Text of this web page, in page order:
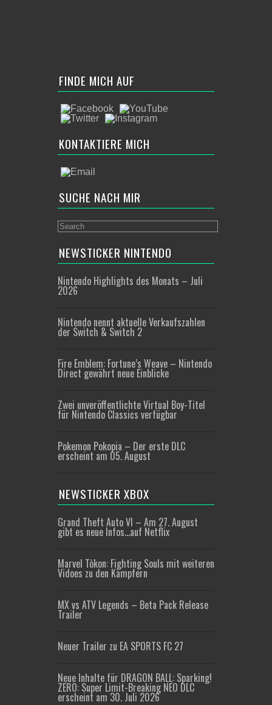
FINDE MICH AUF
KONTAKTIERE MICH
SUCHE NACH MIR
NEWSTICKER NINTENDO
Nintendo Highlights des Monats – Juli
2026
Nintendo nennt aktuelle Verkaufszahlen
der Switch & Switch 2
Fire Emblem: Fortune’s Weave – Nintendo
Direct gewährt neue Einblicke
Zwei unveröffentlichte Virtual Boy-Titel
für Nintendo Classics verfügbar
Pokemon Pokopia – Der erste DLC
erscheint am 05. August
NEWSTICKER XBOX
Grand Theft Auto VI – Am 27. August
gibt es neue Infos…auf Netflix
Marvel Tōkon: Fighting Souls mit weiteren
Vidoes zu den Kämpfern
MX vs ATV Legends – Beta Pack Release
Trailer
Neuer Trailer zu EA SPORTS FC 27
Neue Inhalte für DRAGON BALL: Sparking!
ZERO: Super Limit-Breaking NEO DLC
erscheint am 30. Juli 2026